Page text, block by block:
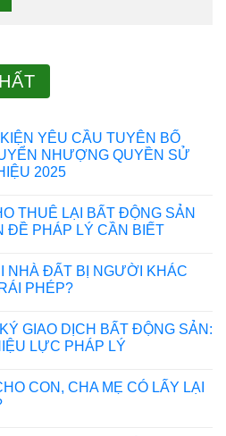
YÊU CẦU TUYÊN BỐ
NHƯỢNG QUYỀN SỬ
2025
THUÊ LẠI BẤT ĐỘNG SẢN
ĐỀ PHÁP LÝ CẦN BIẾT
NHÀ ĐẤT BỊ NGƯỜI KHÁC
PHÉP?
GIAO DỊCH BẤT ĐỘNG SẢN:
LỰC PHÁP LÝ
CON, CHA MẸ CÓ LẤY LẠI